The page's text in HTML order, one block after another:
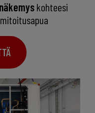
kohteesi